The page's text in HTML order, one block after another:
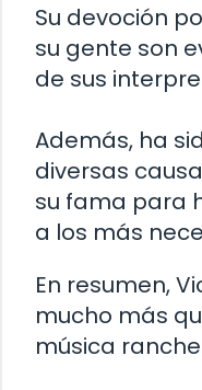
Su devoción
su gente son
de sus
Además, ha
diversas
su fama para
a los más
En resumen,
mucho más
música